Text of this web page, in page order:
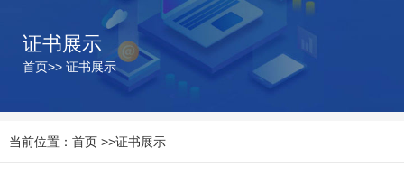
证书展示
首页>> 证书展示
当前位置： 首页 >>证书展示